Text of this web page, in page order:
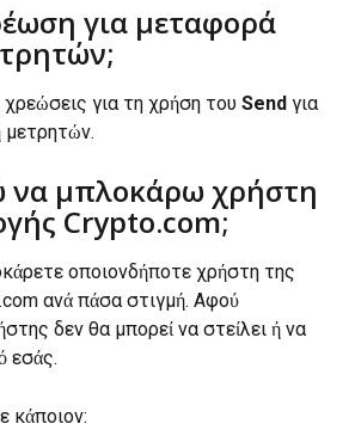
για μεταφορά
για τη χρήση του Send για
μπλοκάρω χρήστη
Crypto.com;
οποιονδήποτε χρήστη της
ανά πάσα στιγμή. Αφού
δεν θα μπορεί να στείλει ή να
εσάς.
κάποιον: